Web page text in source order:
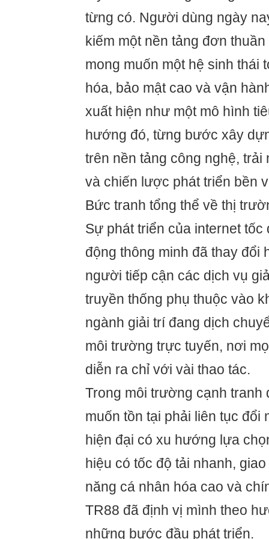
từng có. Người dùng ngày
kiếm một nền tảng đơn
mong muốn một hệ sinh thái
hóa, bảo mật cao và vận
xuất hiện như một mô hình
hướng đó, từng bước xây
trên nền tảng công nghệ,
và chiến lược phát triển bền
Bức tranh tổng thể về thị
Sự phát triển của internet tốc
động thông minh đã thay đổi
người tiếp cận các dịch vụ
truyền thống phụ thuộc vào
ngành giải trí đang dịch
môi trường trực tuyến, nơi
diễn ra chỉ với vài thao tác.
Trong môi trường cạnh tranh
muốn tồn tại phải liên tục đổi
hiện đại có xu hướng lựa
hiệu có tốc độ tải nhanh,
năng cá nhân hóa cao và
TR88 đã định vị mình theo
những bước đầu phát triển.